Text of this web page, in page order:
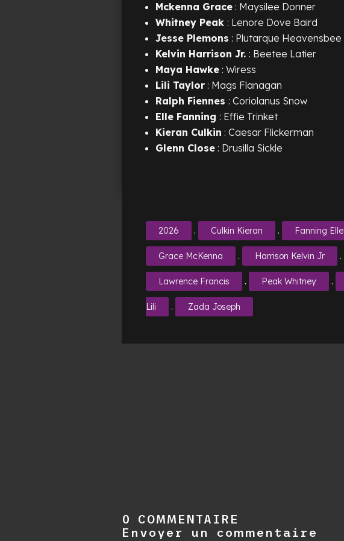
Mckenna Grace: Maysilee Donner
Whitney Peak : Lenore Dove Baird
Jesse Plemons : Plutarque Heavensbee
Kelvin Harrison Jr. : Beetee Latier
Maya Hawke: Wiress
Lili Taylor: Mags Flanagan
Ralph Fiennes : Coriolanus Snow
Elle Fanning : Effie Trinket
Kieran Culkin : Caesar Flickerman
Glenn Close: Drusilla Sickle
2026 . Culkin Kieran . Fanning Elle
Grace McKenna . Harrison Kelvin Jr .
Lawrence Francis . Peak Whitney .
Lili . Zada Joseph
0 COMMENTAIRE
Envoyer un commentaire